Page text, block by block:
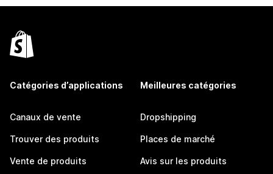
Catégories d’applications
Canaux de vente
Trouver des produits
Vente de produits
Meilleures catégories
Dropshipping
Places de marché
Avis sur les produits